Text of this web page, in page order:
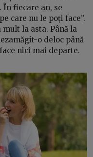
În fiecare an, se
care nu le poți face”.
mult la asta. Până la
o deloc până
nici mai departe.